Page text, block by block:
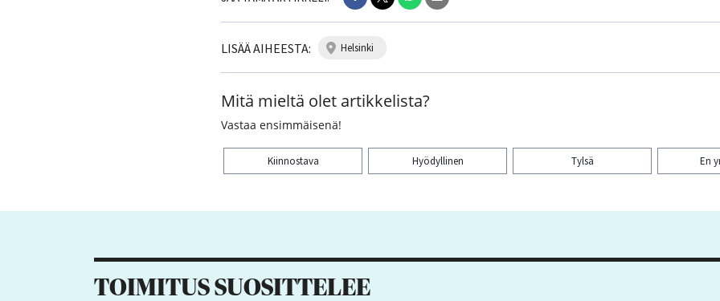
LISÄÄ AIHEESTA: helsinki
Mitä mieltä olet artikkelista?
Vastaa ensimmäisenä!
Kiinnostava Hyödyllinen Tylsä En
TOIMITUS SUOSITTELEE